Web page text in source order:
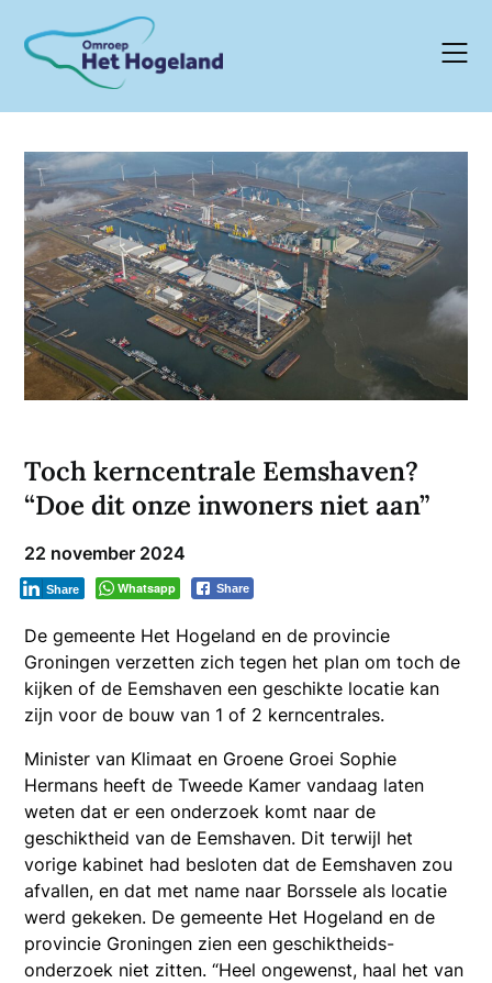
content
Toch kerncentrale Eemshaven?
“Doe dit onze inwoners niet aan”
22 november 2024
Whatsapp Share
Share
De gemeente Het Hogeland en de provincie
Groningen verzetten zich tegen het plan om toch de
kijken of de Eemshaven een geschikte locatie kan
zijn voor de bouw van 1 of 2 kerncentrales.
Minister van Klimaat en Groene Groei Sophie
Hermans heeft de Tweede Kamer vandaag laten
weten dat er een onderzoek komt naar de
geschiktheid van de Eemshaven. Dit terwijl het
vorige kabinet had besloten dat de Eemshaven zou
afvallen, en dat met name naar Borssele als locatie
werd gekeken. De gemeente Het Hogeland en de
provincie Groningen zien een geschiktheids-
onderzoek niet zitten. “Heel ongewenst, haal het van